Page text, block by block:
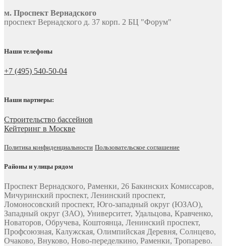
м. Проспект Вернадского
проспект Вернадского д. 37 корп. 2 БЦ "Форум"
Наши телефоны
+7 (495) 540-50-04
Наши партнеры:
Строительство бассейнов
Кейтеринг в Москве
Политика конфиденциальности Пользовательское соглашение
Районы и улицы рядом
Проспект Вернадского, Раменки, 26 Бакинских Комиссаров,
Мичуринский проспект, Ленинский проспект,
Ломоносовский проспект, Юго-западный округ (ЮЗАО),
Западный округ (ЗАО), Университет, Удальцова, Кравченко,
Новаторов, Обручева, Коштоянца, Ленинский проспект,
Профсоюзная, Калужская, Олимпийская Деревня, Солнцево,
Очаково, Внуково, Ново-переделкино, Раменки, Тропарево.